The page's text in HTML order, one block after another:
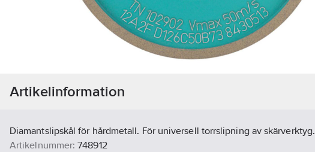
Artikelinformation
Diamantslipskål för hårdmetall. För universell torrslipning av skärverktyg.
Artikelnummer: 748912